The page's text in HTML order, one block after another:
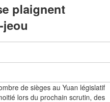
plaignent
jeou